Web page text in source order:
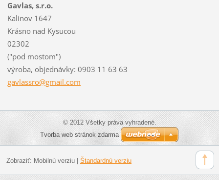
Gavlas, s.r.o.
Kalinov 1647
Krásno nad Kysucou
02302
("pod mostom")
výroba, objednávky: 0903 11 63 63
gavlassro@gmail.com
© 2012 Všetky práva vyhradené.
Tvorba web stránok zdarma
Zobraziť: Mobilnú verziu| Štandardnú verziu